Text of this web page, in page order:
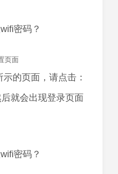
页面
示的页面，请点击：
后就会出现登录页面